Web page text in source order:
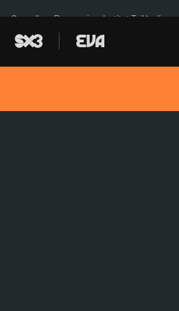
Granollers Paraguai Institut Tailàndia